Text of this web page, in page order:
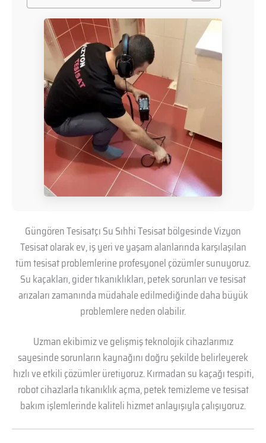
Güngören Tesisatçı Su Sıhhi Tesisat bölgesinde Vizyon
Tesisat olarak ev, iş yeri ve yaşam alanlarında karşılaşılan
tüm tesisat problemlerine profesyonel çözümler sunuyoruz.
Su kaçakları, gider tıkanıklıkları, petek sorunları ve tesisat
arızaları zamanında müdahale edilmediğinde daha büyük
problemlere neden olabilir.
Uzman ekibimiz ve gelişmiş teknolojik cihazlarımız
sayesinde sorunların kaynağını doğru şekilde belirleyerek
hızlı ve etkili çözümler üretiyoruz. Kırmadan su kaçağı tespiti,
robot cihazlarla tıkanıklık açma, petek temizleme ve tesisat
bakım işlemlerinde kaliteli hizmet anlayışıyla çalışıyoruz.